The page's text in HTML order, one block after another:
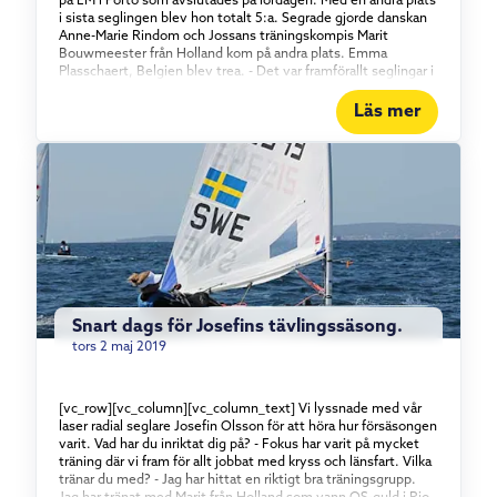
i sista seglingen blev hon totalt 5:a. Segrade gjorde danskan
Anne-Marie Rindom och Jossans träningskompis Marit
Bouwmeester från Holland kom på andra plats. Emma
Plasschaert, Belgien blev trea. - Det var framförallt seglingar i
lite mer vind och vågor som gick riktigt bra. Lite trögare gick
det i de lätta vindarna. Jag hade en kämpig start, men jag är
riktigt nöjd med finalseglingen. Kanske hade jag några
misstag som vi kan slipa på, annars var det toppen, säger
Josefin. Närmast på programmet är träning hemma i Sverige
innan det är dags för Kieler Woche i slutet av juni och i augusti
väntar för-OS i Tokyo. Vi återkommer med rapport. Läs mer
om Josefin Olsson [/vc_column_text][/vc_column][/vc_row]
Läs mer
Snart dags för Josefins tävlingssäsong.
tors 2 maj 2019
[vc_row][vc_column][vc_column_text] Vi lyssnade med vår
laser radial seglare Josefin Olsson för att höra hur försäsongen
varit. Vad har du inriktat dig på? - Fokus har varit på mycket
träning där vi fram för allt jobbat med kryss och länsfart. Vilka
tränar du med? - Jag har hittat en riktigt bra träningsgrupp.